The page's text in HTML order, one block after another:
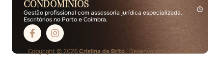
CONDOMÍNIOS
Gestão profissional com assessoria jurídica especializada.
Escritórios no Porto e Coimbra.
Copyright © 2026Cristina de Brito| Desenvolvido porPING